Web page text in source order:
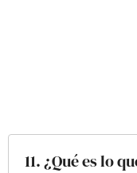
11. ¿Qué es lo